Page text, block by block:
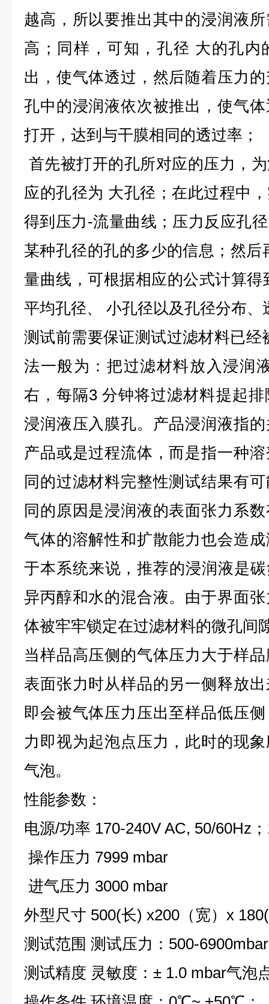
越高，所以要推出其中的浸润液
高；同样，可知，孔径 大的孔内
出，使气体透过，然后随着压力
孔中的浸润液依次被推出，使气
打开，达到与干膜相同的透过率；
首先被打开的孔所对应的压力，
应的孔径为 大孔径；在此过程中
得到压力-流量曲线；压力反应孔
某种孔径的孔的多少的信息；然
量曲线，可根据相应的公式计算
平均孔径、 小孔径以及孔径分布、
测试前需要保证测试过滤材料已经
法一般为：把过滤材料放入浸润
右，每隔3 分钟将过滤材料提起
浸润液压入膜孔。产品浸润液指
产品或是过程流体，而是指一种
同的过滤材料完整性测试结果有
同的原因是浸润液的表面张力系
气体的溶解性和扩散能力也会造
于本系统来说，推荐的浸润液是
异丙醇和水的混合液。由于界面
体被牢牢锁定在过滤材料的微孔间
当样品高压侧的气体压力大于样
表面张力时从样品的另一侧释放
即会被气体压力压出至样品低压
力即视为起泡点压力，此时的现
气泡。
性能参数：
电源/功率 170-240V AC, 50/60Hz
操作压力 7999 mbar
进气压力 3000 mbar
外型尺寸 500(长) x200（宽）x
测试范围 测试压力：500-6900mbar
测试精度 灵敏度：± 1.0 mbar气泡